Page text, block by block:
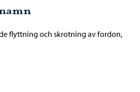
flyttning och skrotning av fordon,